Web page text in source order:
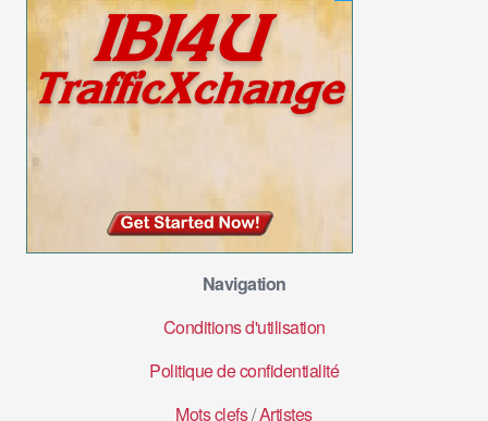
Navigation
Conditions d'utilisation
Politique de confidentialité
Mots clefs/Artistes